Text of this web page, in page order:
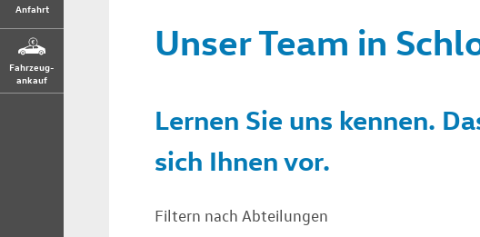
Anfahrt
Fahrzeug-
ankauf
Unser Team in
Lernen Sie uns kennen.
sich Ihnen vor.
Filtern nach Abteilungen